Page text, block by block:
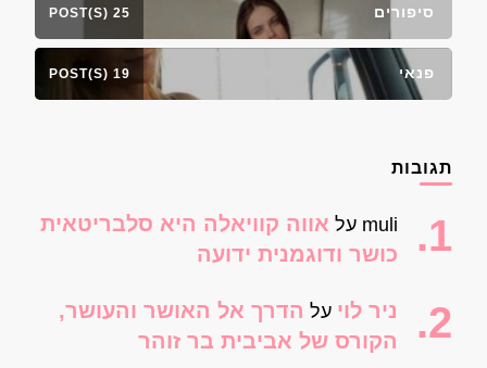
סיפורים 25 POST(S)
פנאי 19 POST(S)
תגובות
muli על אווה קוויאלה היא סלבריטאית
כושר ודוגמנית ידועה
ניר לוי על הדרך אל האושר והעושר,
הקורס של אביבית בר זוהר